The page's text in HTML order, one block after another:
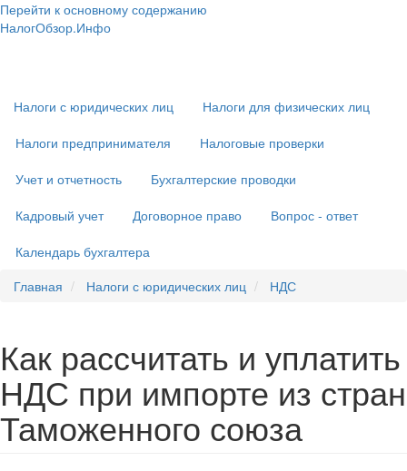
Перейти к основному содержанию
НалогОбзор.Инфо
Налоги с юридических лиц
Налоги для физических лиц
Налоги предпринимателя
Налоговые проверки
Учет и отчетность
Бухгалтерские проводки
Кадровый учет
Договорное право
Вопрос - ответ
Календарь бухгалтера
Главная
Налоги с юридических лиц НДС
Как рассчитать и уплатить
НДС при импорте из стран
Таможенного союза